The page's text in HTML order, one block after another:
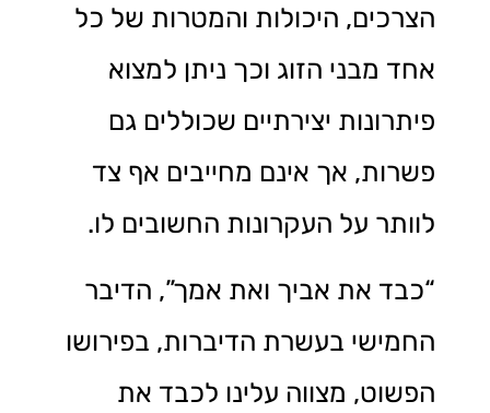
הצרכים, היכולות והמטרות של כל
אחד מבני הזוג וכך ניתן למצוא
פיתרונות יצירתיים שכוללים גם
פשרות, אך אינם מחייבים אף צד
לוותר על העקרונות החשובים לו.
“כבד את אביך ואת אמך”, הדיבר
החמישי בעשרת הדיברות, בפירושו
הפשוט, מצווה עלינו לכבד את